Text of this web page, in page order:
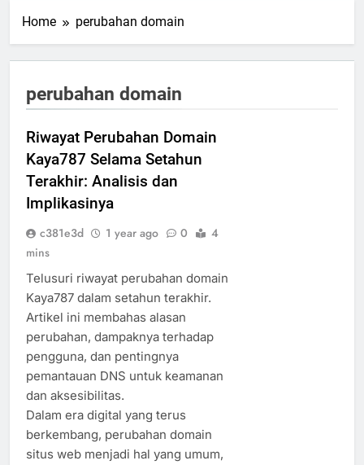
Home perubahan domain
perubahan domain
Riwayat Perubahan Domain
Kaya787 Selama Setahun
Terakhir: Analisis dan
Implikasinya
c381e3d 1 year ago 0
4
mins
Telusuri riwayat perubahan domain
Kaya787 dalam setahun terakhir.
Artikel ini membahas alasan
perubahan, dampaknya terhadap
pengguna, dan pentingnya
pemantauan DNS untuk keamanan
dan aksesibilitas.
Dalam era digital yang terus
berkembang, perubahan domain
situs web menjadi hal yang umum,